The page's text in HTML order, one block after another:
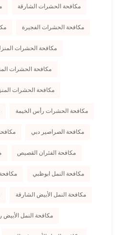
مكافحة الحشرات الشارقة
مكافحة الحشرات الفجيرة
مكافحة الحشرات
مكافحة الحشرات
مكافحة الحشرات
مكافحة الحشرات رأس الخيمة
مكافحة الصراصير دبي
مكافحة الفئران القصيص
مكافحة النمل ابوظبي
مكافحة النمل الأبيض الشارقة
مكافحة النمل الأبيض